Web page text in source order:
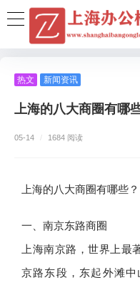
热文 新闻资讯
上海的八大商圈有哪
05-14 / 1684 阅读
上海的八大商圈有哪些？
一、南京东路商圈
上海南京路，世界上最
京路东段，东起外滩